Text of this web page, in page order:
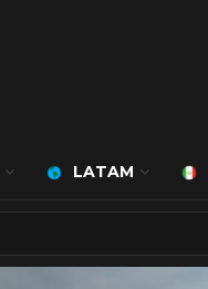
LATAM